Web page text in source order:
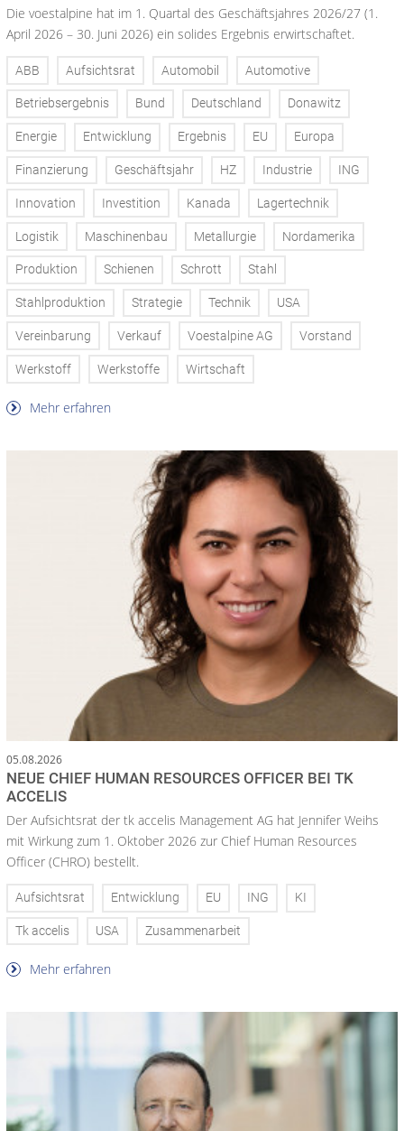
Die voestalpine hat im 1. Quartal des Geschäftsjahres 2026/27 (1.
April 2026 – 30. Juni 2026) ein solides Ergebnis erwirtschaftet.
ABB Aufsichtsrat Automobil Automotive
Betriebsergebnis Bund Deutschland Donawitz
Energie Entwicklung Ergebnis EU Europa
Finanzierung Geschäftsjahr HZ Industrie ING
Innovation Investition Kanada Lagertechnik
Logistik Maschinenbau Metallurgie Nordamerika
Produktion Schienen Schrott Stahl
Stahlproduktion Strategie Technik USA
Vereinbarung Verkauf Voestalpine AG Vorstand
Werkstoff Werkstoffe Wirtschaft
Mehr erfahren
05.08.2026
NEUE CHIEF HUMAN RESOURCES OFFICER BEI TK
ACCELIS
Der Aufsichtsrat der tk accelis Management AG hat Jennifer Weihs
mit Wirkung zum 1. Oktober 2026 zur Chief Human Resources
Officer (CHRO) bestellt.
Aufsichtsrat Entwicklung EU ING KI
Tk accelis USA Zusammenarbeit
Mehr erfahren